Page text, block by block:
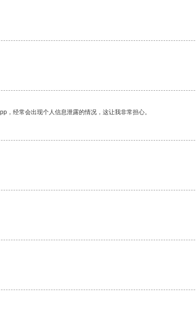
经常会出现个人信息泄露的情况，这让我非常担心。